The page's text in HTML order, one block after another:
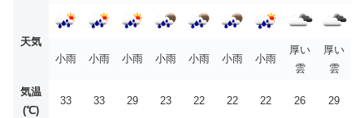
天気
小雨
小雨 小雨 小雨 小雨 小雨 小雨
厚い
雲
厚い
雲
気温
(℃)
33 33 29 23 22 22 22 26 29